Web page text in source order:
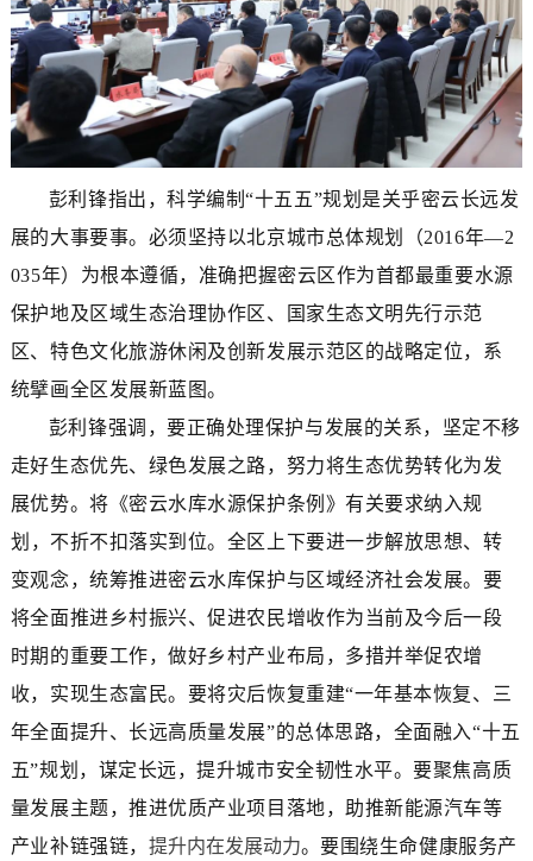
彭利锋指出，科学编制“十五五”规划是关乎密云长远发
展的大事要事。必须坚持以北京城市总体规划（2016年—2
035年）为根本遵循，准确把握密云区作为首都最重要水源
保护地及区域生态治理协作区、国家生态文明先行示范
区、特色文化旅游休闲及创新发展示范区的战略定位，系
统擘画全区发展新蓝图。
彭利锋强调，要正确处理保护与发展的关系，坚定不移
走好生态优先、绿色发展之路， 努力将生态优势转化为发
展优势。将 《密云水库水源保护条例》有关要求纳入规
划 ，不折不扣落实到位。全区上下要进一步解放思想、转
变观念，统筹推进密云水库保护与区域经济社会发展。要
将全面推进乡村振兴、促进农民增收作为当前及今后一段
时期的重要工作，做好乡村产业布局， 多措并举促农增
收， 实现生态富民。要将灾后恢复重建“一年基本恢复、三
年全面提升、长远高质量发展”的总体思路，全面融入“十五
五”规划，谋定长远，提升城市安全韧性水平。要聚焦高质
量发展主题，推进优质产业项目落地，助推新能源汽车等
产业补链强链， 提升内在发展动力。要围绕生命健康服务产